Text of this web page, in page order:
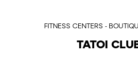
FITNESS CENTERS -
TATOI